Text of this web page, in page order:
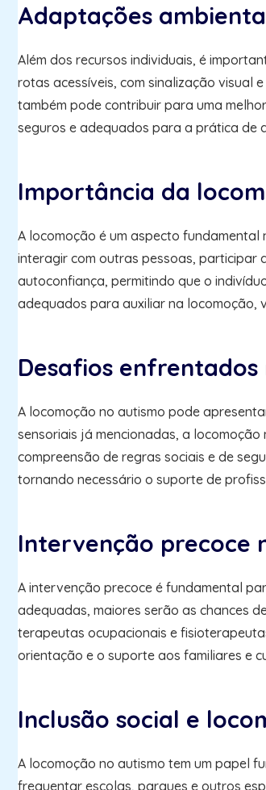
Adaptações
Além dos recursos individuais, é
rotas acessíveis, com sinalização visual
também pode contribuir para uma
seguros e adequados para a prática de
Importância da
A locomoção é um aspecto
interagir com outras pessoas, participar
autoconfiança, permitindo que o
adequados para auxiliar na locomoção,
Desafios
A locomoção no autismo pode
sensoriais já mencionadas, a
compreensão de regras sociais e de
tornando necessário o suporte de
Intervenção precoce
A intervenção precoce é fundamental
adequadas, maiores serão as chances
terapeutas ocupacionais e
orientação e o suporte aos familiares e
Inclusão social e
A locomoção no autismo tem um papel
frequentar escolas, parques e outros